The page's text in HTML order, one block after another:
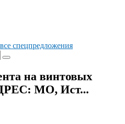
спецпредложения
на винтовых
МО, Ист...